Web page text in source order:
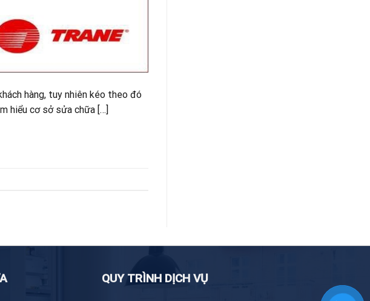
hàng, tuy nhiên kéo theo đó
hiểu cơ sở sửa chữa […]
QUY TRÌNH DỊCH VỤ